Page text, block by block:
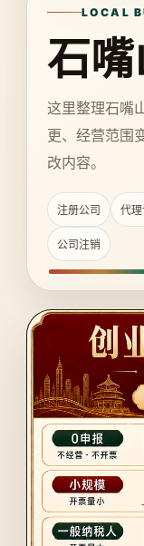
LOCAL
石
这里整理石嘴
更、经营范围
改内容。
注册公司 代
公司注销